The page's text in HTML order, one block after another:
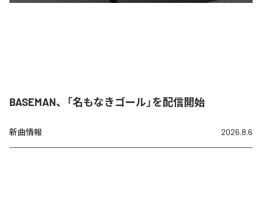
BASEMAN、「名もなきゴール」を配信開始
新曲情報 2026.8.6